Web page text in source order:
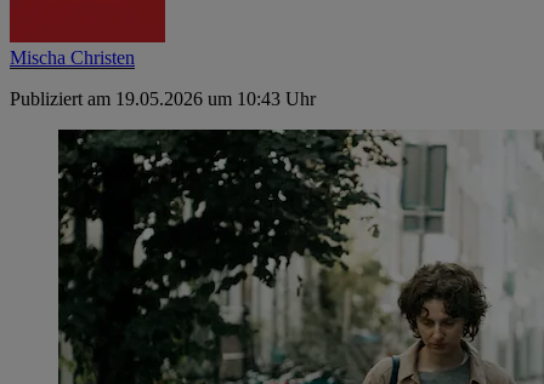
Mischa Christen
Publiziert am 19.05.2026 um 10:43 Uhr